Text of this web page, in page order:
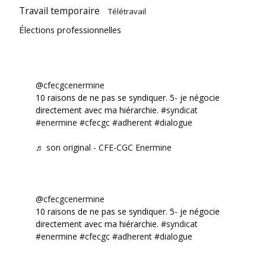
Travail temporaire Télétravail
Élections professionnelles
@cfecgcenermine
10 raisons de ne pas se syndiquer. 5- je négocie
directement avec ma hiérarchie. #syndicat
#enermine #cfecgc #adherent #dialogue
♬ son original - CFE-CGC Enermine
@cfecgcenermine
10 raisons de ne pas se syndiquer. 5- je négocie
directement avec ma hiérarchie. #syndicat
#enermine #cfecgc #adherent #dialogue